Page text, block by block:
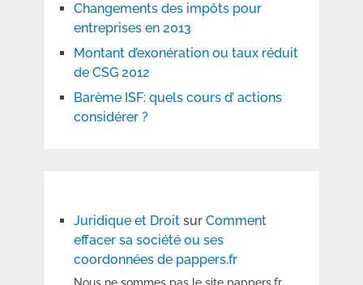
Changements des impôts pour
entreprises en 2013
Montant d’exonération ou taux réduit
de CSG 2012
Barème ISF: quels cours d’ actions
considérer ?
Juridique et Droitsur Comment
effacer sa société ou ses
coordonnées de pappers.fr
Nous ne sommes pas le site pappers.fr